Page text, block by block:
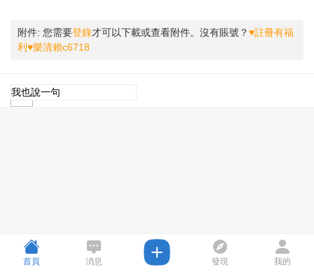
附件: 您需要登錄才可以下載或查看附件。沒有賬號？♥註冊有福
利♥樂清賴c6718
首頁 消息 發現 我的